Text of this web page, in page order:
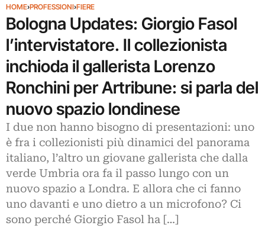
HOME›PROFESSIONI›FIERE
Bologna Updates: Giorgio Fasol
l’intervistatore. Il collezionista
inchioda il gallerista Lorenzo
Ronchini per Artribune: si parla del
nuovo spazio londinese
I due non hanno bisogno di presentazioni: uno
è fra i collezionisti più dinamici del panorama
italiano, l’altro un giovane gallerista che dalla
verde Umbria ora fa il passo lungo con un
nuovo spazio a Londra. E allora che ci fanno
uno davanti e uno dietro a un microfono? Ci
sono perché Giorgio Fasol ha […]